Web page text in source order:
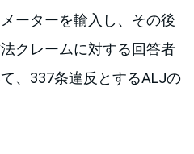
ーターを輸入し、その後
クレームに対する回答者
、337条違反とするALJの